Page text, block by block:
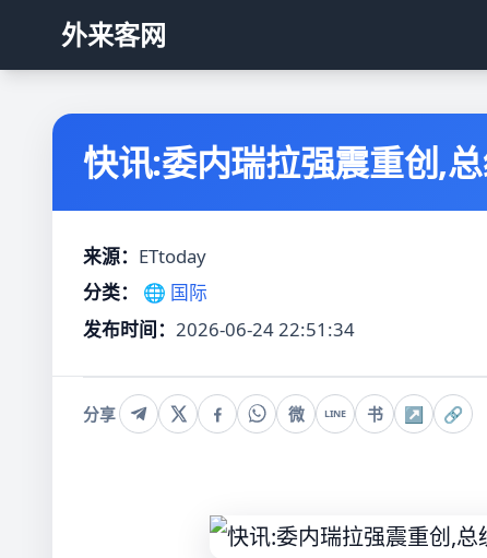
外来客网
快讯:委内瑞拉强震重创,
来源： ETtoday
分类：
🌐 国际
发布时间： 2026-06-24 22:51:34
分享 微 LINE 书 ↗ 🔗